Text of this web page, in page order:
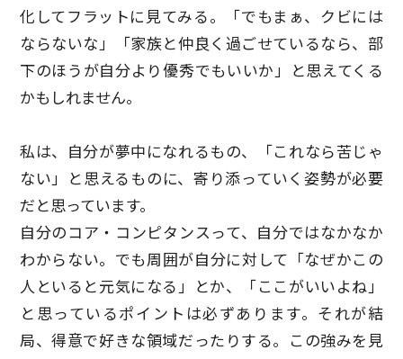
化してフラットに見てみる。「でもまぁ、クビには
ならないな」「家族と仲良く過ごせているなら、部
下のほうが自分より優秀でもいいか」と思えてくる
かもしれません。
私は、自分が夢中になれるもの、「これなら苦じゃ
ない」と思えるものに、寄り添っていく姿勢が必要
だと思っています。
自分のコア・コンピタンスって、自分ではなかなか
わからない。でも周囲が自分に対して「なぜかこの
人といると元気になる」とか、「ここがいいよね」
と思っているポイントは必ずあります。それが結
局、得意で好きな領域だったりする。この強みを見